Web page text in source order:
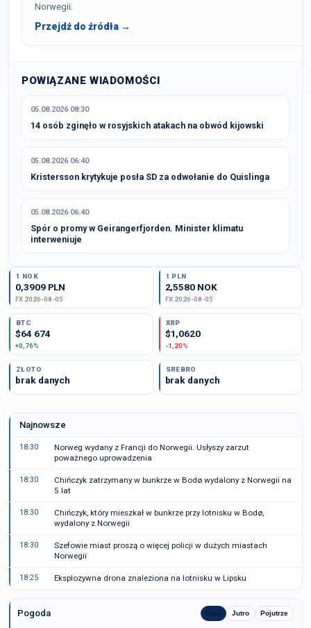
Norwegii.
Przejdź do źródła →
POWIĄZANE WIADOMOŚCI
05.08.2026 08:30
14 osób zginęło w rosyjskich atakach na obwód kijowski
05.08.2026 06:40
Kristersson krytykuje posła SD za odwołanie do Quislinga
05.08.2026 06:40
Spór o promy w Geirangerfjorden. Minister klimatu
interweniuje
1 NOK
0,3909 PLN
FX 2026-08-05
1 PLN
2,5580 NOK
FX 2026-08-05
BTC
$64 674
+0,76%
XRP
$1,0620
-1,20%
ZŁOTO
brak danych
SREBRO
brak danych
Najnowsze
18:30
Norweg wydany z Francji do Norwegii. Usłyszy zarzut
poważnego uprowadzenia
18:30
Chińczyk zatrzymany w bunkrze w Bodø wydalony z Norwegii na
5 lat
18:30
Chińczyk, który mieszkał w bunkrze przy lotnisku w Bodø,
wydalony z Norwegii
18:30
Szefowie miast proszą o więcej policji w dużych miastach
Norwegii
18:25 Eksplozywna drona znaleziona na lotnisku w Lipsku
Pogoda Dziś Jutro Pojutrze